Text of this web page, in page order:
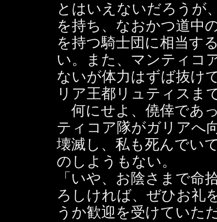
とはいえないだろうが
を持ち、なおかつ道中
を持つ騎士団に相当す
い。また、マンティコ
ないが体力はずば抜け
リア王都リュティスま
何にせよ、僥倖であ
ティコア隊がガリアへ
壊滅し、私も死んでい
のしようもない。
「いや、お陰さまで命
ろしければ、ぜひお礼
うか歓迎を受けていた